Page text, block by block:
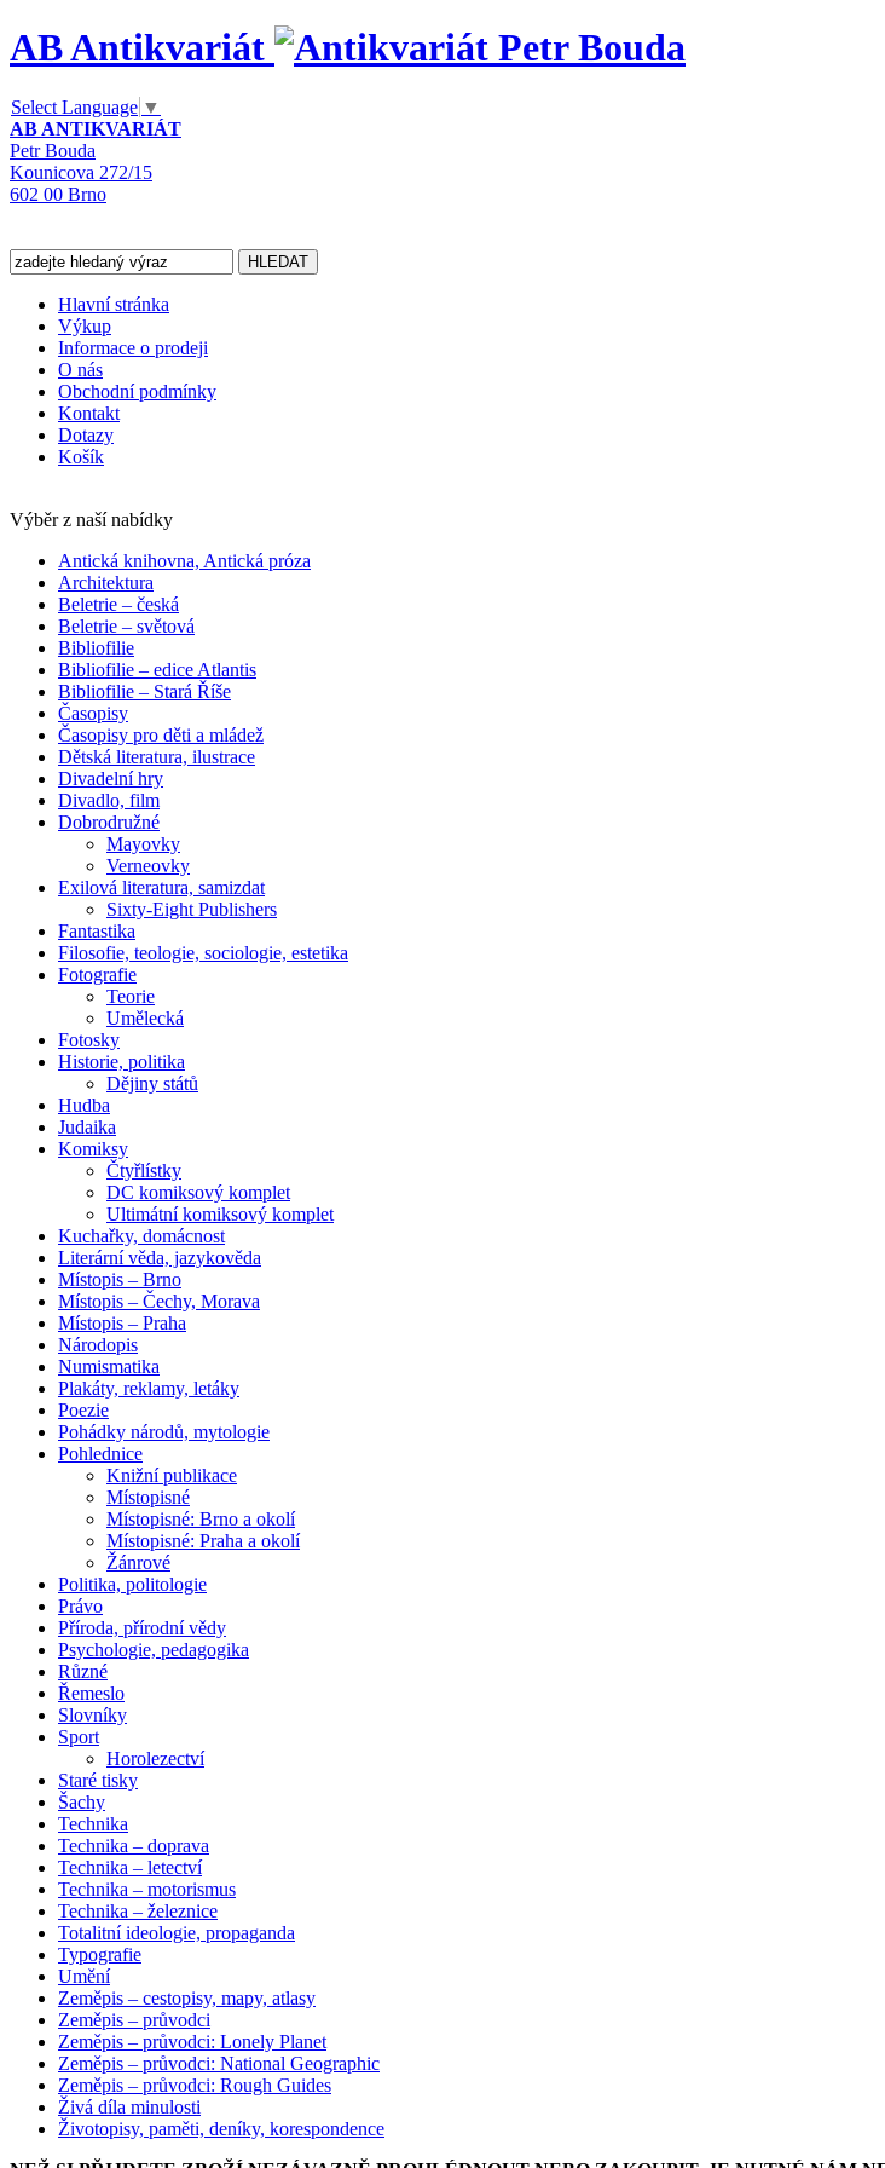
AB Antikvariát
Select Language ▼
AB ANTIKVARIÁT
Petr Bouda
Kounicova 272/15
602 00 Brno
Hlavní stránka
Výkup
Informace o prodeji
O nás
Obchodní podmínky
Kontakt
Dotazy
Košík
Výběr z naší nabídky
Antická knihovna, Antická próza
Architektura
Beletrie – česká
Beletrie – světová
Bibliofilie
Bibliofilie – edice Atlantis
Bibliofilie – Stará Říše
Časopisy
Časopisy pro děti a mládež
Dětská literatura, ilustrace
Divadelní hry
Divadlo, film
Dobrodružné
Mayovky
Verneovky
Exilová literatura, samizdat
Sixty-Eight Publishers
Fantastika
Filosofie, teologie, sociologie, estetika
Fotografie
Teorie
Umělecká
Fotosky
Historie, politika
Dějiny států
Hudba
Judaika
Komiksy
Čtyřlístky
DC komiksový komplet
Ultimátní komiksový komplet
Kuchařky, domácnost
Literární věda, jazykověda
Místopis – Brno
Místopis – Čechy, Morava
Místopis – Praha
Národopis
Numismatika
Plakáty, reklamy, letáky
Poezie
Pohádky národů, mytologie
Pohlednice
Knižní publikace
Místopisné
Místopisné: Brno a okolí
Místopisné: Praha a okolí
Žánrové
Politika, politologie
Právo
Příroda, přírodní vědy
Psychologie, pedagogika
Různé
Řemeslo
Slovníky
Sport
Horolezectví
Staré tisky
Šachy
Technika
Technika – doprava
Technika – letectví
Technika – motorismus
Technika – železnice
Totalitní ideologie, propaganda
Typografie
Umění
Zeměpis – cestopisy, mapy, atlasy
Zeměpis – průvodci
Zeměpis – průvodci: Lonely Planet
Zeměpis – průvodci: National Geographic
Zeměpis – průvodci: Rough Guides
Živá díla minulosti
Životopisy, paměti, deníky, korespondence